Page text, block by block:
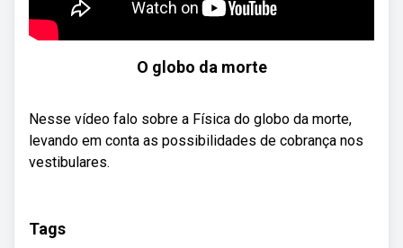
O globo da morte
Nesse vídeo falo sobre a Física do globo da morte,
levando em conta as possibilidades de cobrança nos
vestibulares.
Tags